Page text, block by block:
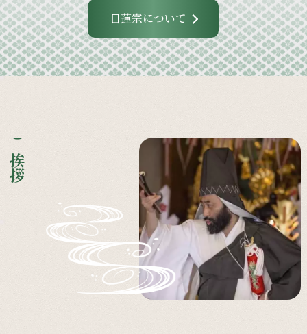
日蓮宗について
ご挨拶